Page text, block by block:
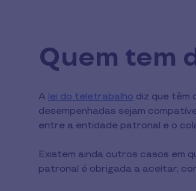
Quem tem
A lei do teletrabalho diz que têm
desempenhadas sejam
entre a entidade patronal e o
Existem ainda outros casos em
patronal é obrigada a aceitar,